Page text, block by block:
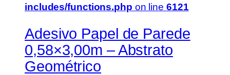
includes/functions.php on line 6121
Adesivo Papel de Parede
0,58×3,00m – Abstrato
Geométrico